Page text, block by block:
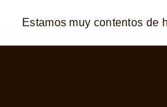
Skip to: MAIN
Estamos muy contentos de